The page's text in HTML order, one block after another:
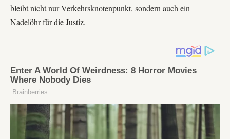
bleibt nicht nur Verkehrsknotenpunkt, sondern auch ein
Nadelöhr für die Justiz.